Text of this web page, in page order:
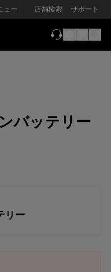
ュー 店舗検索 サポート
バッテリー
リー